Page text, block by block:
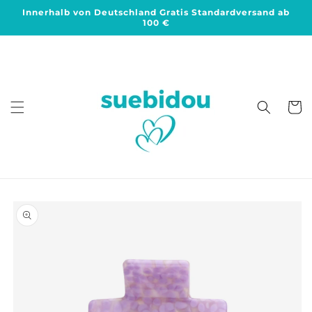
zum
Innerhalb von Deutschland Gratis Standardversand ab
100 €